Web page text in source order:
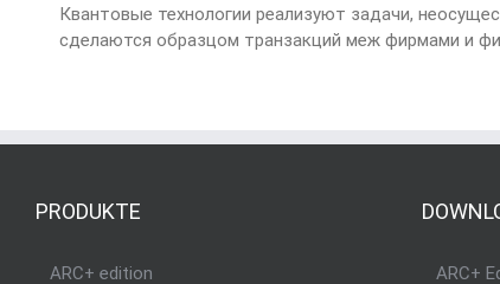
Квантовые технологии реализуют задачи,
сделаются образцом транзакций меж фирмами и
PRODUKTE
ARC+ edition ARC+